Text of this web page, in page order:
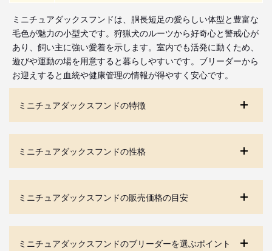
ミニチュアダックスフンドは、胴長短足の愛らしい体型と豊富な
毛色が魅力の小型犬です。狩猟犬のルーツから好奇心と警戒心が
あり、飼い主に強い愛着を示します。室内でも活発に動くため、
遊びや運動の場を用意すると暮らしやすいです。ブリーダーから
お迎えすると血統や健康管理の情報が得やすく安心です。
ミニチュアダックスフンドの特徴
ミニチュアダックスフンドの性格
ミニチュアダックスフンドの販売価格の目安
ミニチュアダックスフンドのブリーダーを選ぶポイント